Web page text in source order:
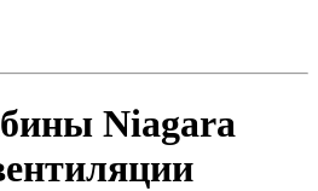
Niagara